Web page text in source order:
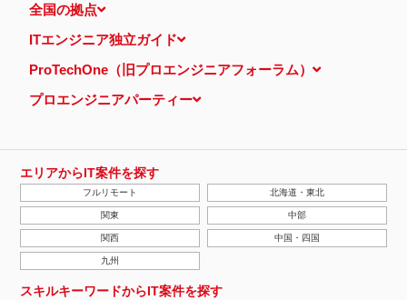
全国の拠点
ITエンジニア独立ガイド
ProTechOne（旧プロエンジニアフォーラム）
プロエンジニアパーティー
エリアからIT案件を探す
フルリモート 北海道・東北
関東 中部
関西 中国・四国
九州
スキルキーワードからIT案件を探す